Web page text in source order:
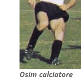
Osim calciatore